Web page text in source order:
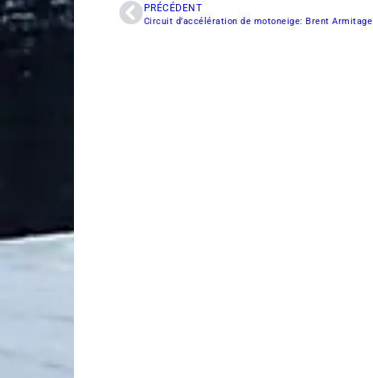
PRÉCÉDENT